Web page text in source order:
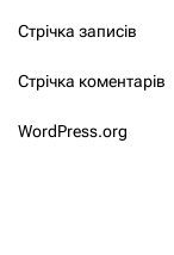
Стрічка записів
Стрічка коментарів
WordPress.org